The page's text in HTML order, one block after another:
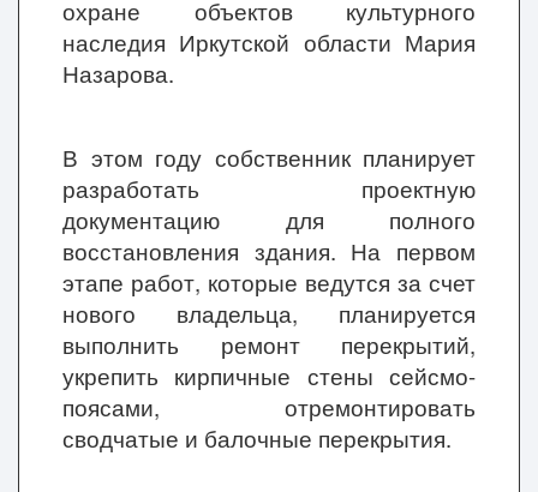
охране объектов культурного
наследия Иркутской области Мария
Назарова.
В этом году собственник планирует
разработать проектную
документацию для полного
восстановления здания. На первом
этапе работ, которые ведутся за счет
нового владельца, планируется
выполнить ремонт перекрытий,
укрепить кирпичные стены сейсмо-
поясами, отремонтировать
сводчатые и балочные перекрытия.